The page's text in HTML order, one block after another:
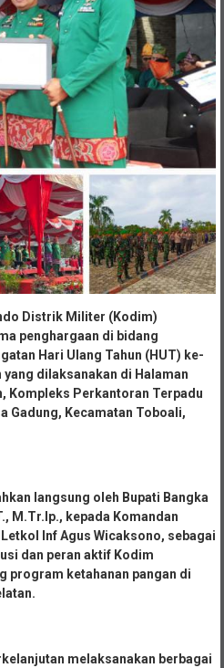
Distrik Militer (Kodim)
penghargaan di bidang
Hari Ulang Tahun (HUT) ke-
yang dilaksanakan di Halaman
Kompleks Perkantoran Terpadu
Gadung, Kecamatan Toboali,
langsung oleh Bupati Bangka
M.Tr.Ip., kepada Komandan
Inf Agus Wicaksono, sebagai
dan peran aktif Kodim
program ketahanan pangan di
melaksanakan berbagai